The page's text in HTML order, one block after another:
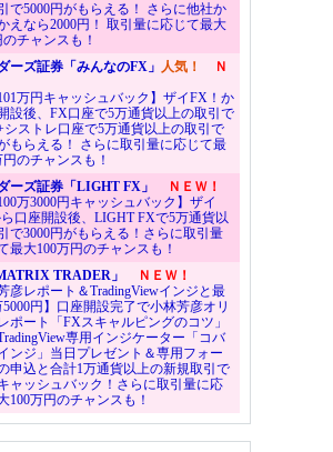
で5000円がもらえる！ さらに他社か
えなら2000円！ 取引量に応じて最大
のチャンスも！
ーズ証券「みんなのFX」 人気！
Ｎ
101万円キャッシュバック】ザイFX！か
設後、FX口座で5万通貨以上の取引で
シストレ口座で5万通貨以上の取引で
もらえる！ さらに取引量に応じて最
のチャンスも！
ーズ証券「LIGHT FX」
ＮＥＷ！
万3000円キャッシュバック】ザイ
口座開設後、LIGHT FXで5万通貨以
で3000円がもらえる！さらに取引量
最大100万円のチャンスも！
TRADER」
ＮＥＷ！
彦レポート＆TradingViewインジと最
5000円】口座開設完了で小林芳彦オリ
ポート「FXスキャルピングのコツ」
専用インジケーター「コバ
ンジ」当日プレゼント＆専用フォー
申込と合計1万通貨以上の新規取引で
ャッシュバック！さらに取引量に応
100万円のチャンスも！